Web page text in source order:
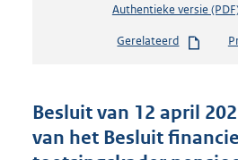
Authentieke versie
Gerelateerd
Besluit van 12 april
van het Besluit